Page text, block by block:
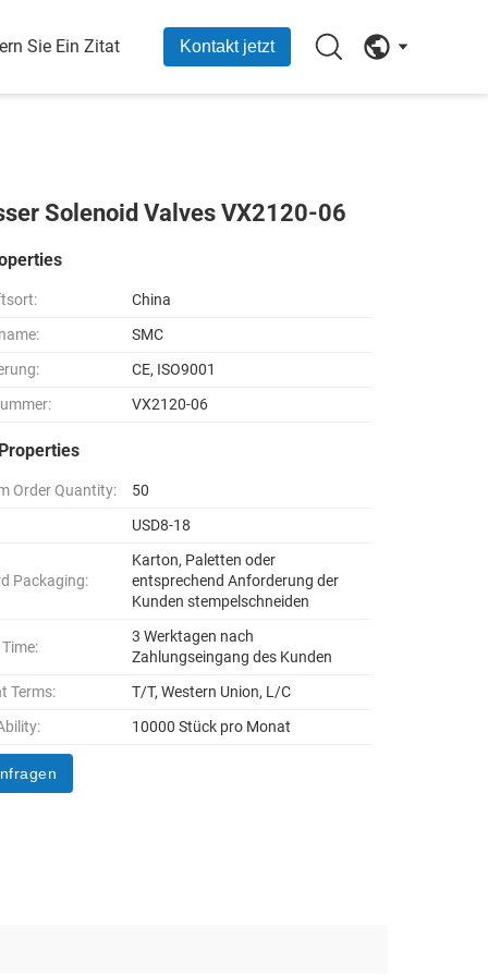
Sie Ein Zitat Kontakt jetzt
Solenoid Valves VX2120-06
China
SMC
CE, ISO9001
VX2120-06
Order Quantity:
50
USD8-18
Packaging:
Karton, Paletten oder
entsprechend Anforderung der
Kunden stempelschneiden
3 Werktagen nach
Zahlungseingang des Kunden
Terms:
T/T, Western Union, L/C
10000 Stück pro Monat